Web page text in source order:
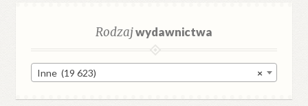
Rodzajwydawnictwa
×
Inne (19 623)